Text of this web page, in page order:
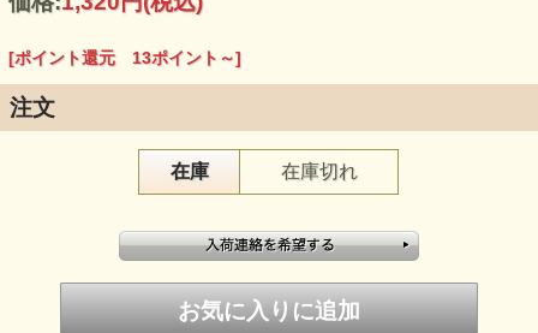
[ポイント還元 13ポイント～]
注文
在庫 在庫切れ